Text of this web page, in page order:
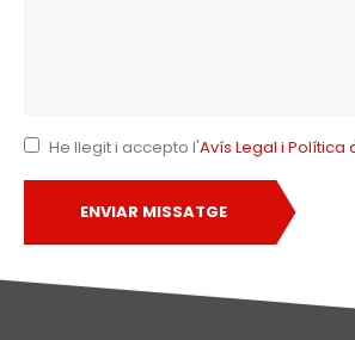
He llegit i accepto l'Avís Legal i Política
ENVIAR MISSATGE